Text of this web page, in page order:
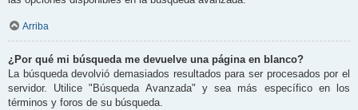
Arriba
¿Por qué mi búsqueda me devuelve una página en blanco?
La búsqueda devolvió demasiados resultados para ser procesados por el
servidor. Utilice "Búsqueda Avanzada" y sea más específico en los
términos y foros de su búsqueda.